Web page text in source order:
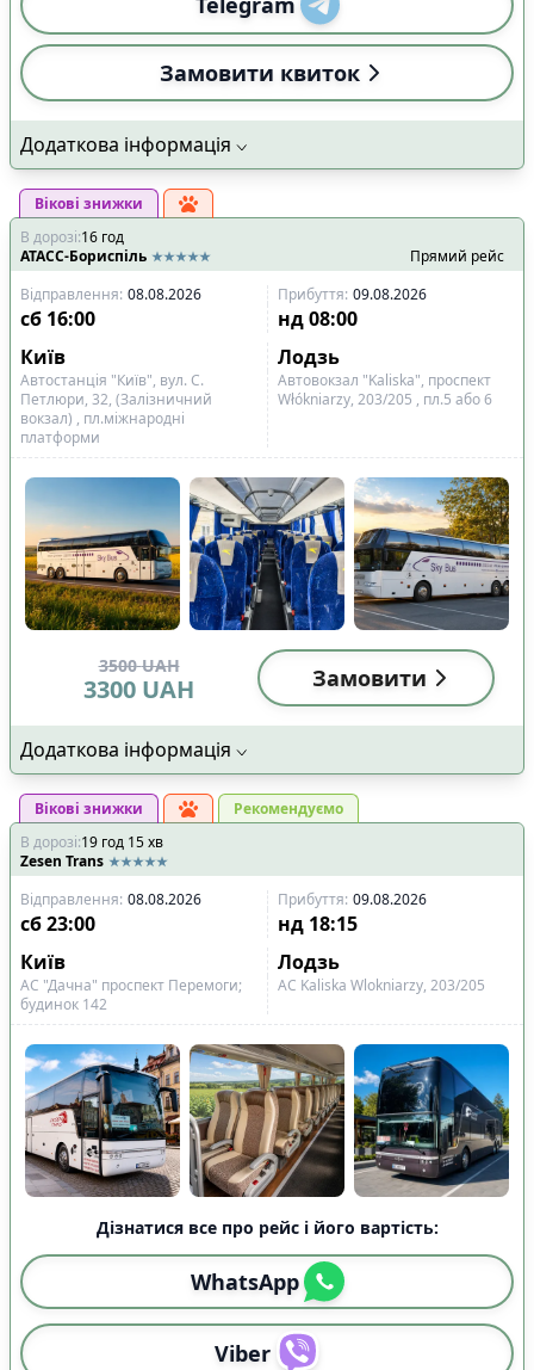
Замовити квиток
Додаткова інформація
Вікові знижки
В дорозі:16 год
АТАСС-Бориспіль
Прямий рейс
Відправлення: 08.08.2026 Прибуття: 09.08.2026
сб 16:00 нд 08:00
Київ
Лодзь
Автостанція "Київ", вул. С.
Петлюри, 32, (Залізничний
вокзал) , пл.міжнародні
платформи
Автовокзал "Kaliska", проспект
Włókniarzy, 203/205 , пл.5 або 6
3500 UAH
3300 UAH Замовити
Додаткова інформація
Вікові знижки
Рекомендуємо
В дорозі:19 год 15хв
Zesen Trans
Відправлення: 08.08.2026 Прибуття: 09.08.2026
сб23:00 нд 18:15
Київ
Лодзь
АС "Дачна" проспект Перемоги;
будинок 142
АС Kalіska Wloknіarzy, 203/205
Дізнатися все про рейс і його вартість:
WhatsApp
Viber